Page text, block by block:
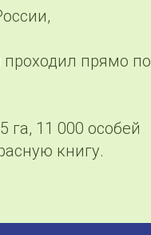
проходил прямо по
га, 11 000 особей
книгу.